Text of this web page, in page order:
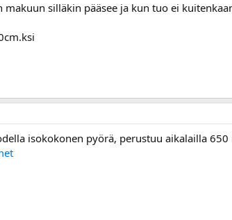
silläkin pääsee ja kun tuo ei
isokokonen pyörä, perustuu aikalailla